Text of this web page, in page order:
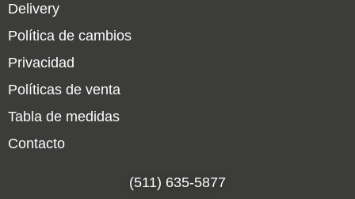
Delivery
Política de cambios
Privacidad
Políticas de venta
Tabla de medidas
Contacto
(511) 635-5877